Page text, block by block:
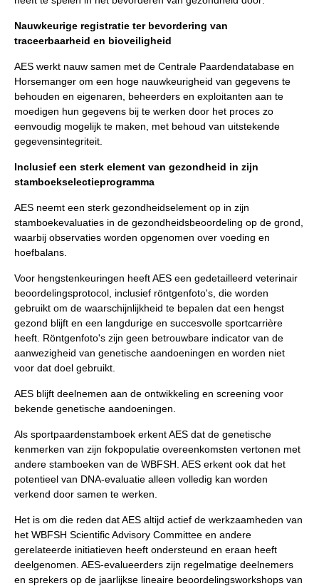
Nauwkeurige registratie ter bevordering van
traceerbaarheid en bioveiligheid
AES werkt nauw samen met de Centrale Paardendatabase en
Horsemanger om een hoge nauwkeurigheid van gegevens te
behouden en eigenaren, beheerders en exploitanten aan te
moedigen hun gegevens bij te werken door het proces zo
eenvoudig mogelijk te maken, met behoud van uitstekende
gegevensintegriteit.
Inclusief een sterk element van gezondheid in zijn
stamboekselectieprogramma
AES neemt een sterk gezondheidselement op in zijn
stamboekevaluaties in de gezondheidsbeoordeling op de grond,
waarbij observaties worden opgenomen over voeding en
hoefbalans.
Voor hengstenkeuringen heeft AES een gedetailleerd veterinair
beoordelingsprotocol, inclusief röntgenfoto's, die worden
gebruikt om de waarschijnlijkheid te bepalen dat een hengst
gezond blijft en een langdurige en succesvolle sportcarrière
heeft. Röntgenfoto's zijn geen betrouwbare indicator van de
aanwezigheid van genetische aandoeningen en worden niet
voor dat doel gebruikt.
AES blijft deelnemen aan de ontwikkeling en screening voor
bekende genetische aandoeningen.
Als sportpaardenstamboek erkent AES dat de genetische
kenmerken van zijn fokpopulatie overeenkomsten vertonen met
andere stamboeken van de WBFSH. AES erkent ook dat het
potentieel van DNA-evaluatie alleen volledig kan worden
verkend door samen te werken.
Het is om die reden dat AES altijd actief de werkzaamheden van
het WBFSH Scientific Advisory Committee en andere
gerelateerde initiatieven heeft ondersteund en eraan heeft
deelgenomen. AES-evalueerders zijn regelmatige deelnemers
en sprekers op de jaarlijkse lineaire beoordelingsworkshops van